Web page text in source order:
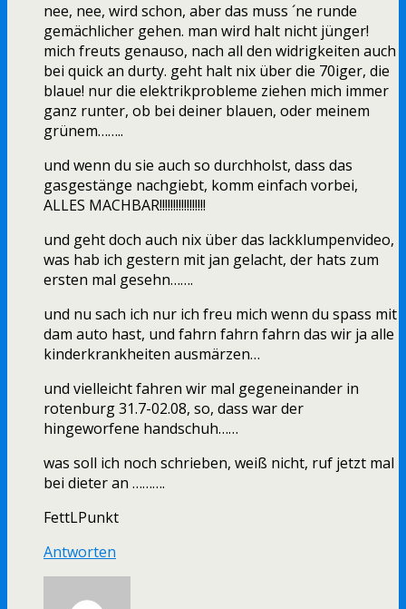
nee, nee, wird schon, aber das muss ´ne runde
gemächlicher gehen. man wird halt nicht jünger!
mich freuts genauso, nach all den widrigkeiten auch
bei quick an durty. geht halt nix über die 70iger, die
blaue! nur die elektrikprobleme ziehen mich immer
ganz runter, ob bei deiner blauen, oder meinem
grünem……..
und wenn du sie auch so durchholst, dass das
gasgestänge nachgiebt, komm einfach vorbei,
ALLES MACHBAR!!!!!!!!!!!!!!!!!
und geht doch auch nix über das lackklumpenvideo,
was hab ich gestern mit jan gelacht, der hats zum
ersten mal gesehn…….
und nu sach ich nur ich freu mich wenn du spass mit
dam auto hast, und fahrn fahrn fahrn das wir ja alle
kinderkrankheiten ausmärzen…
und vielleicht fahren wir mal gegeneinander in
rotenburg 31.7-02.08, so, dass war der
hingeworfene handschuh……
was soll ich noch schrieben, weiß nicht, ruf jetzt mal
bei dieter an ……….
FettLPunkt
Antworten